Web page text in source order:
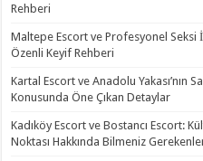
Rehberi
Maltepe Escort ve Profesyonel Seksi
Özenli Keyif Rehberi
Kartal Escort ve Anadolu Yakası’nın
Konusunda Öne Çıkan Detaylar
Kadıköy Escort ve Bostancı Escort:
Noktası Hakkında Bilmeniz